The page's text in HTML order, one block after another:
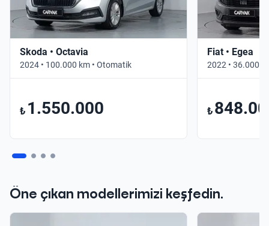
Skoda • Octavia
2024 • 100.000 km • Otomatik
₺ 1.550.000
Fiat • Egea
2022 • 36.000
₺
Öne çıkan modellerimizi keşfedin.